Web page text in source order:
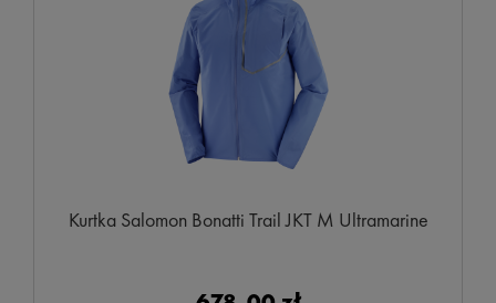
Kurtka Salomon Bonatti Trail JKT M Ultramarine